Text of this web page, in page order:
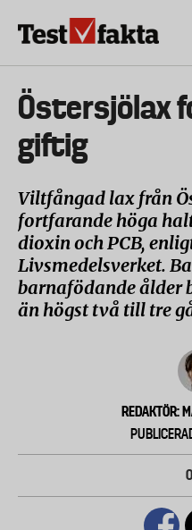
Huvudmeny
ny
HEM & HUSHÅLL
Östersjölax
giftig
Viltfångad lax från
fortfarande höga
dioxin och PCB,
Livsmedelsverket.
barnafödande ålder
än högst två till tre
REDAKTÖR:
0